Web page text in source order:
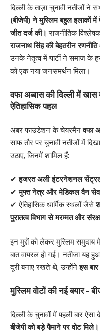
दिल्ली के ताज़ा चुनावी नतीजों ने
(बीजेपी) ने मुस्लिम बहुल इलाकों
जीत दर्ज की। राजनीतिक
राजनाथ सिंह की बेहतरीन
उनके नेतृत्व में पार्टी ने समाज के
को एक नया जनसमर्थन मिला।
वफा अब्बास की दिल्ली में
ऐतिहासिक पहल
अंबर फाउंडेशन के चेयरमैनवफा
साफ तौर पर चुनावी नतीजों में
उठाए, जिनमें शामिल हैं:
✔हजरत अली इंटरनेशनल सेंट्रल
✔मुफ्त नेत्र और मेडिकल वैन
✔ ऐतिहासिक धार्मिक स्थलों जैसे
पुरातत्व विभाग से मरम्मत और
इन मुद्दों को लेकर मुस्लिम
बात वायरल हो गई। नतीजा यह
दूरी बनाए रखते थे, उन्होंनेइस
मुस्लिम वोटों की नई बयार –
दिल्ली के चुनावों में पहली बार
बीजेपी को बड़े पैमाने पर वोट मिले।